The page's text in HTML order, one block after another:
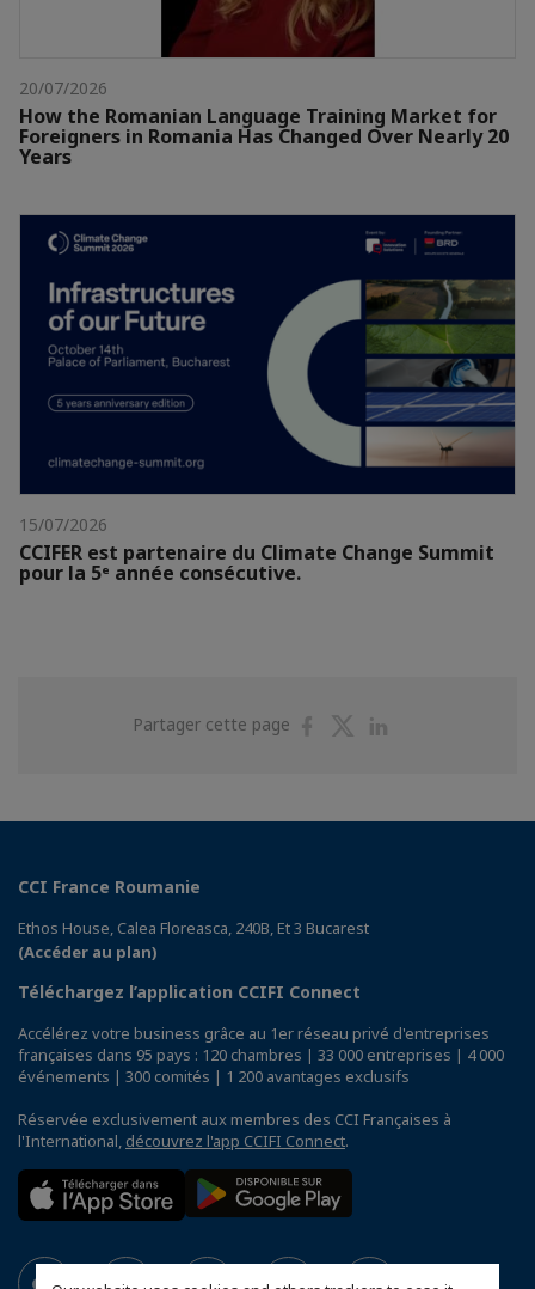
20/07/2026
How the Romanian Language Training Market for
Foreigners in Romania Has Changed Over Nearly 20
Years
15/07/2026
CCIFER est partenaire du Climate Change Summit
pour la 5ᵉ année consécutive.
Partager cette page
PartagerPartager
CCI France Roumanie
Ethos House, Calea Floreasca, 240B, Et 3 Bucarest
(Accéder au plan)
Téléchargez l’application CCIFI Connect
Accélérez votre business grâce au 1er réseau privé d'entreprises
françaises dans 95 pays : 120 chambres | 33 000 entreprises | 4 000
événements | 300 comités | 1 200 avantages exclusifs
Réservée exclusivement aux membres des CCI Françaises à
l'International, découvrez l'app CCIFI Connect.